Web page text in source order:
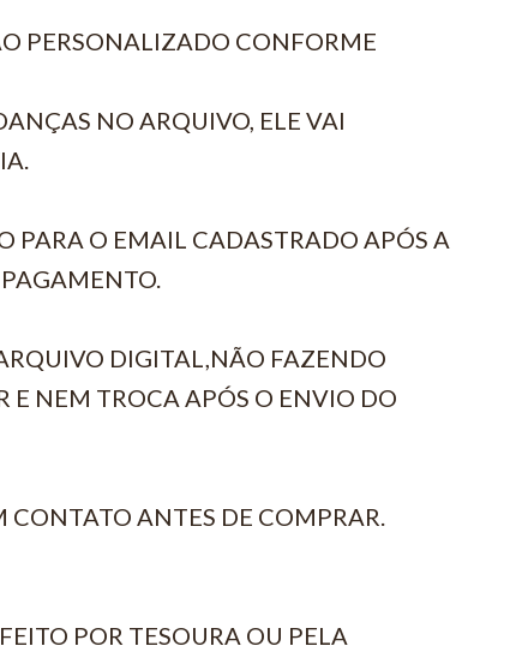
PERSONALIZADO CONFORME
NO ARQUIVO, ELE VAI
PARA O EMAIL CADASTRADO APÓS A
DIGITAL,NÃO FAZENDO
E NEM TROCA APÓS O ENVIO DO
CONTATO ANTES DE COMPRAR.
POR TESOURA OU PELA